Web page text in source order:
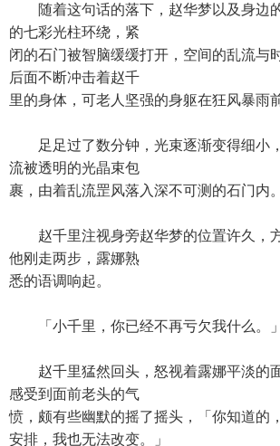
随着这句话的落下，赵华梦以及身边
的七彩光柱环绕，紧
闭的石门被智脑缓缓打开，空间的乱流与
后面不断冲击着赵千
里的身体，可老人坚强的身躯在狂风暴雨
足足过了数分钟，光束逐渐变得细小
流被透明的光晶束包
裹，由着乱流罡风落入深不可测的石门内。
赵千里注视身旁赵华梦的位置许久，
他刚走两步，露娜熟
悉的语调响起。
「小千里，你已经不再亏欠我什么。」
赵千里猛然回头，怒视着露娜平淡的
感受到面前老头的气
愤，颇有些幽默的摇了摇头，「你知道的
安排，我也无法改变。」